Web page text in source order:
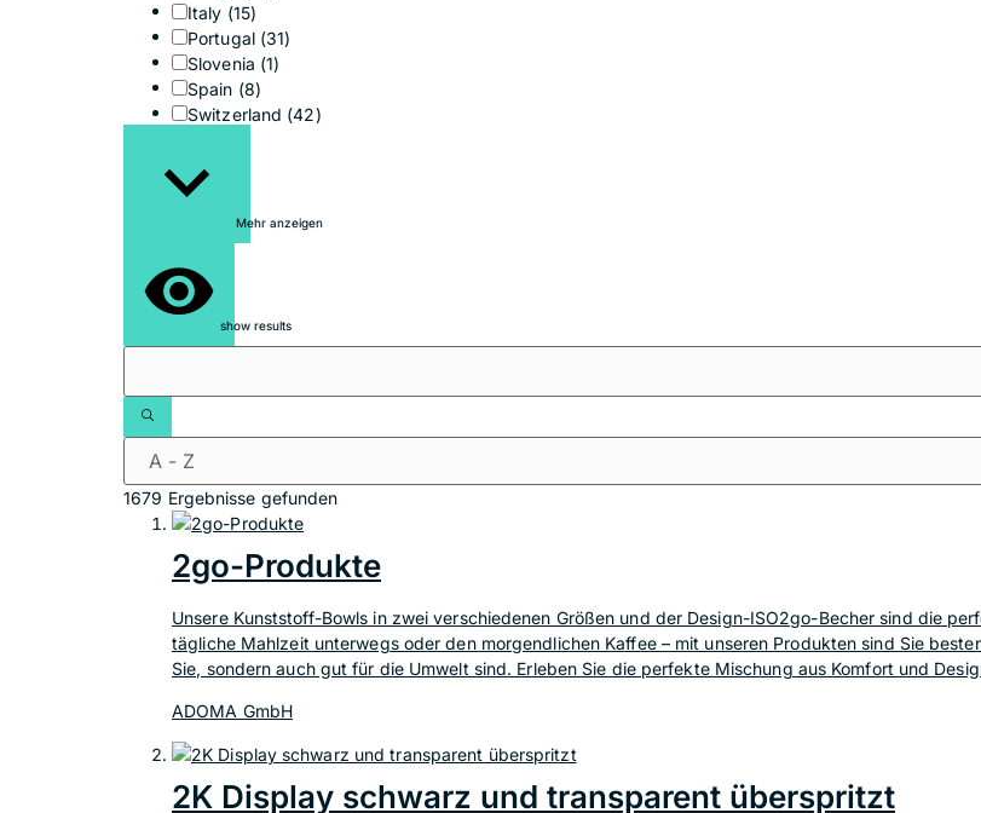
Italy (15)
Portugal (31)
Slovenia (1)
Spain (8)
Switzerland (42)
Mehr anzeigen
show results
1679 Ergebnisse gefunden
2go-Produkte
Unsere Kunststoff-Bowls in zwei verschiedenen Größen und der Design-ISO2go-Becher sind die
tägliche Mahlzeit unterwegs oder den morgendlichen Kaffee – mit unseren Produkten sind Sie
Sie, sondern auch gut für die Umwelt sind. Erleben Sie die perfekte Mischung aus Komfort und
ADOMA GmbH
2K Display schwarz und transparent überspritzt